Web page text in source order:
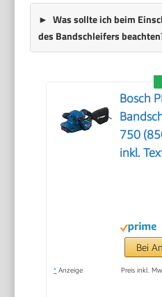
Was sollte ich beim
des Bandschleifers
Bosch
750
inkl.
Bei
* Anzeige Preis inkl.